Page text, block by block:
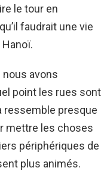
le tour en
faudrait une vie
nous avons
point les rues sont
ressemble presque
mettre les choses
périphériques de
plus animés.